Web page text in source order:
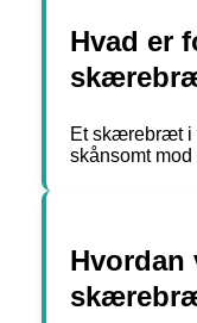
Hvad er
Et skærebræt i
skånsomt
Hvordan